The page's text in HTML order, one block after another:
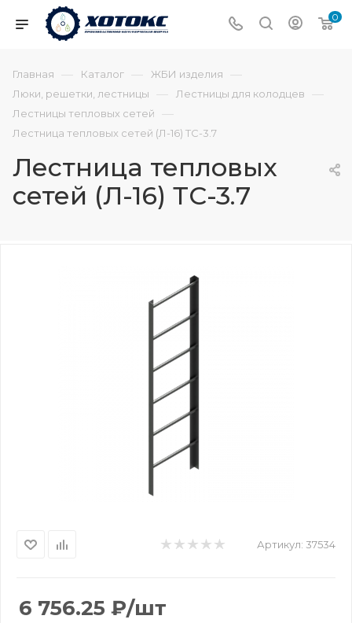
0
Главная — Каталог — ЖБИ изделия —
Люки, решетки, лестницы — Лестницы для колодцев —
Лестницы тепловых сетей —
Лестница тепловых сетей (Л-16) ТС-3.7
Лестница тепловых
сетей (Л-16) ТС-3.7
Артикул: 37534
6 756.25 ₽/шт